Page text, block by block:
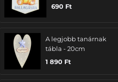
690 Ft
A legjobb tanárnak
tábla - 20cm
1 890 Ft